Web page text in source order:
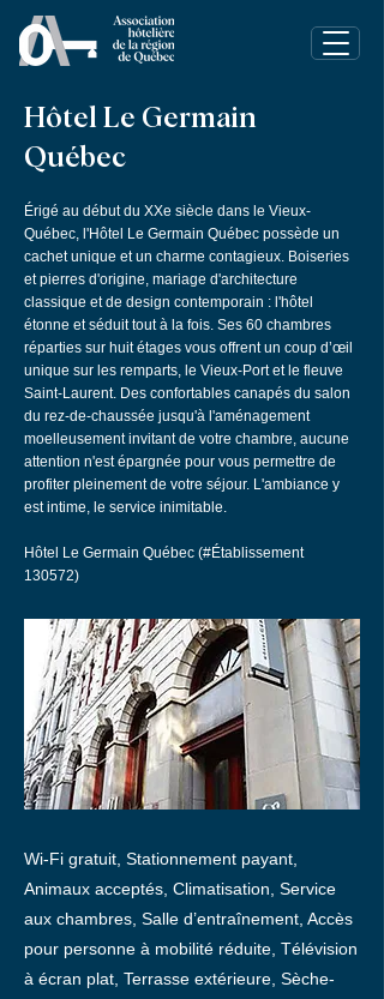
Hôtel Le Germain
Québec
Érigé au début du XXe siècle dans le Vieux-
Québec, l'Hôtel Le Germain Québec possède un
cachet unique et un charme contagieux. Boiseries
et pierres d'origine, mariage d'architecture
classique et de design contemporain : l'hôtel
étonne et séduit tout à la fois. Ses 60 chambres
réparties sur huit étages vous offrent un coup d’œil
unique sur les remparts, le Vieux-Port et le fleuve
Saint-Laurent. Des confortables canapés du salon
du rez-de-chaussée jusqu'à l'aménagement
moelleusement invitant de votre chambre, aucune
attention n'est épargnée pour vous permettre de
profiter pleinement de votre séjour. L'ambiance y
est intime, le service inimitable.
Hôtel Le Germain Québec (#Établissement
130572)
Wi-Fi gratuit, Stationnement payant,
Animaux acceptés, Climatisation, Service
aux chambres, Salle d’entraînement, Accès
pour personne à mobilité réduite, Télévision
à écran plat, Terrasse extérieure, Sèche-